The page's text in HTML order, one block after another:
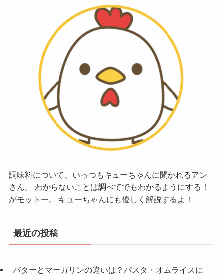
調味料について、いっつもキューちゃんに聞かれるアン
さん。 わからないことは調べてでもわかるようにする！
がモットー。 キューちゃんにも優しく解説するよ！
最近の投稿
バターとマーガリンの違いは？パスタ・オムライスに